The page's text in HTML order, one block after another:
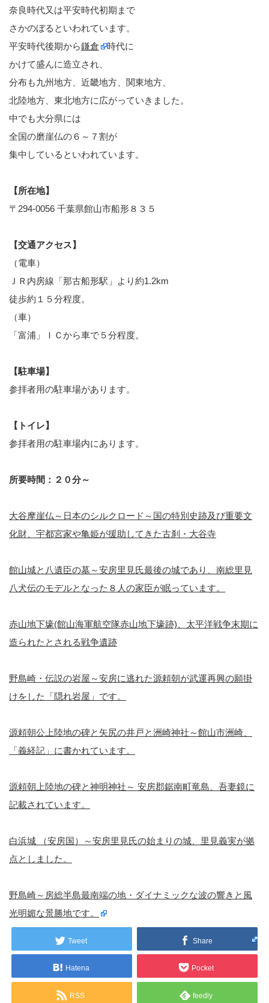
奈良時代又は平安時代初期まで
さかのぼるといわれています。
平安時代後期から鎌倉
時代に
かけて盛んに造立され、
分布も九州地方、近畿地方、関東地方、
北陸地方、東北地方に広がっていきました。
中でも大分県には
全国の磨崖仏の６～７割が
集中しているといわれています。
【所在地】
〒294-0056 千葉県館山市船形８３５
【交通アクセス】
（電車）
ＪＲ内房線「那古船形駅」より約1.2km
徒歩約１５分程度。
（車）
「富浦」ＩＣから車で５分程度。
【駐車場】
参拝者用の駐車場があります。
【トイレ】
参拝者用の駐車場内にあります。
所要時間：２０分～
大谷摩崖仏～日本のシルクロード～国の特別史跡及び重要文
化財、宇都宮家や亀姫が援助してきた古刹・大谷寺
館山城と八遺臣の墓～安房里見氏最後の城であり、南総里見
八犬伝のモデルとなった８人の家臣が眠っています。
赤山地下壕(館山海軍航空隊赤山地下壕跡)、太平洋戦争末期に
造られたとされる戦争遺跡
野島崎・伝説の岩屋～安房に逃れた源頼朝が武運再興の願掛
けをした「隠れ岩屋」です。
源頼朝公上陸地の碑と矢尻の井戸と洲崎神社～館山市洲崎、
「義経記」に書かれています。
源頼朝上陸地の碑と神明神社～ 安房郡鋸南町竜島、吾妻鏡に
記載されています。
白浜城 （安房国）～安房里見氏の始まりの城、里見義実が拠
点としました。
野島崎～房総半島最南端の地・ダイナミックな波の響きと風
光明媚な景勝地です。
Tweet Share
Hatena Pocket
RSS feedly